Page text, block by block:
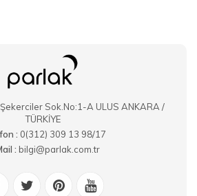
Sok.No:1-A ULUS ANKARA /
TÜRKİYE
: 0(312) 309 13 98/17
: bilgi@parlak.com.tr